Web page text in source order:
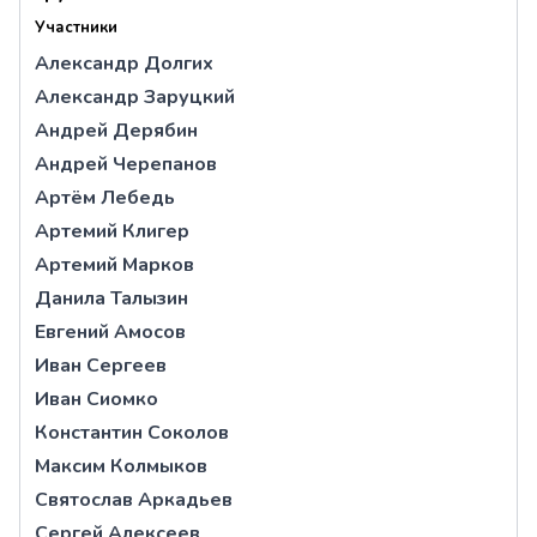
Участники
Александр Долгих
Александр Заруцкий
Андрей Дерябин
Андрей Черепанов
Артём Лебедь
Артемий Клигер
Артемий Марков
Данила Талызин
Евгений Амосов
Иван Сергеев
Иван Сиомко
Константин Соколов
Максим Колмыков
Святослав Аркадьев